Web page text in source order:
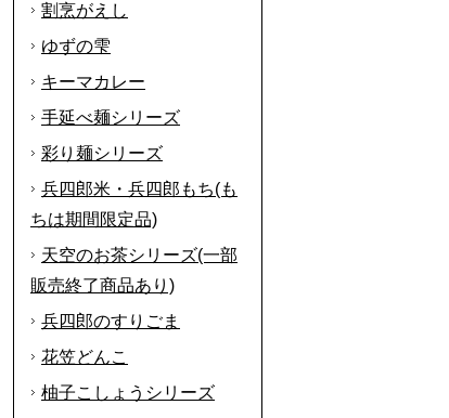
割烹がえし
ゆずの雫
キーマカレー
手延べ麺シリーズ
彩り麺シリーズ
兵四郎米・兵四郎もち(も
ちは期間限定品)
天空のお茶シリーズ(一部
販売終了商品あり)
兵四郎のすりごま
花笠どんこ
柚子こしょうシリーズ